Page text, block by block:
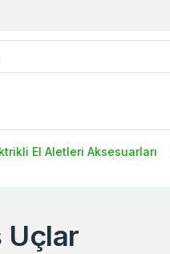
El Aletleri Aksesuarları
Uçlar